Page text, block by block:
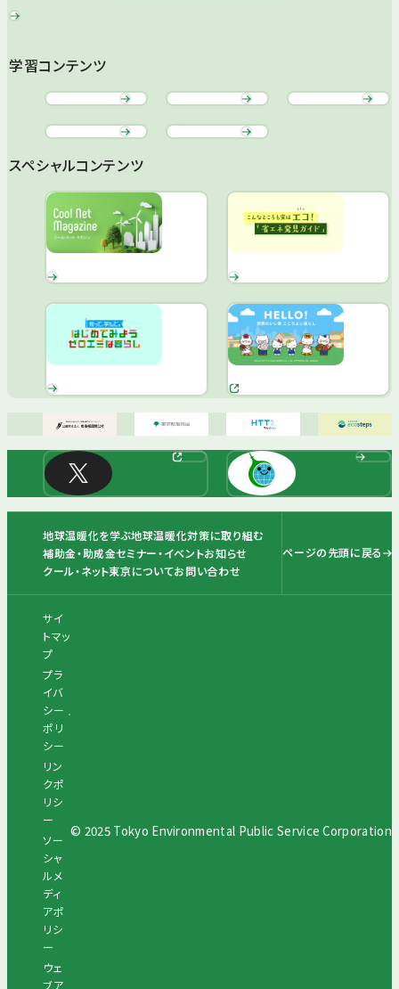
学習コンテンツ
スペシャルコンテンツ
地球温暖化を学ぶ地球温暖化対策に取り組む
補助金・助成金セミナー・イベントお知らせ
クール・ネット東京についてお問い合わせ
ページの先頭に戻る
サイ
トマッ
プ
プラ
イバ
シー
ポリ
シー
リン
クポ
リシ
ー
ソー
シャ
ルメ
ディ
アポ
リシ
ー
ウェ
ブア
© 2025 Tokyo Environmental Public Service Corporation